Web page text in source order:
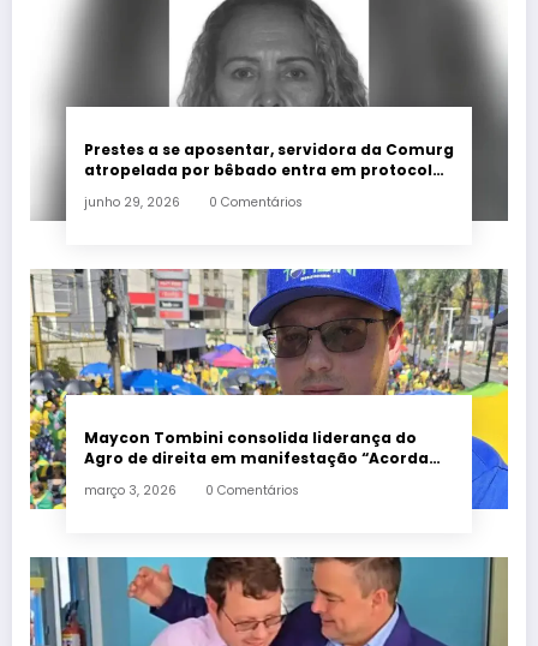
Prestes a se aposentar, servidora da Comurg
atropelada por bêbado entra em protocolo
junho 29, 2026 0 Comentários
Maycon Tombini consolida liderança do
Agro de direita em manifestação “Acorda
março 3, 2026 0 Comentários